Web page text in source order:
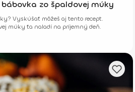
zo špaldovej múky
Vyskúšať môžeš aj tento recept.
múky ťa naladí na príjemný deň.